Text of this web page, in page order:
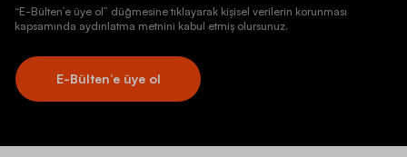
“E-Bülten’e üye ol” düğmesine tıklayarak kişisel verilerin korunması
kapsamında aydınlatma metnini kabul etmiş olursunuz.
E-Bülten’e üye ol